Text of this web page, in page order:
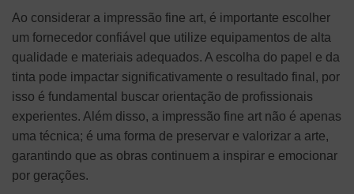
Ao considerar a impressão fine art, é importante escolher
um fornecedor confiável que utilize equipamentos de alta
qualidade e materiais adequados. A escolha do papel e da
tinta pode impactar significativamente o resultado final, por
isso é fundamental buscar orientação de profissionais
experientes. Além disso, a impressão fine art não é apenas
uma técnica; é uma forma de preservar e valorizar a arte,
garantindo que as obras continuem a inspirar e emocionar
por gerações.